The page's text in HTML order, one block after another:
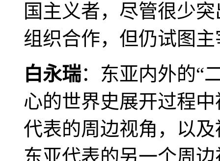
国主义者，尽管很少
组织合作，但仍试图
白永瑞：东亚内外的“
心的世界史展开过程
代表的周边视角，以
东亚代表的另一个周